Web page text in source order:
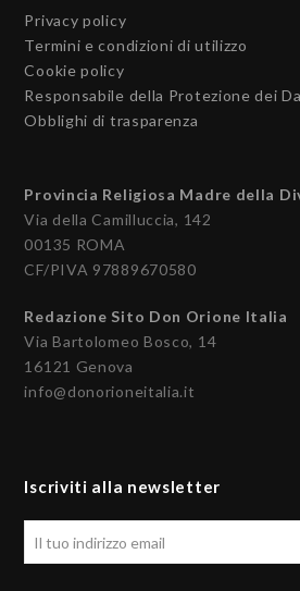
Privacy policy
Termini e condizioni di utilizzo
Cookie policy
Responsabile della Protezione dei
Obblighi di trasparenza
Provincia Religiosa Madre della
Via della Camilluccia, 142
00135 ROMA
CF/PIVA 97889670580
Redazione Sito Don Orione Italia
Via Bartolomeo Bosco, 14
16121 Genova
info@donorioneitalia.it
Iscriviti alla newsletter